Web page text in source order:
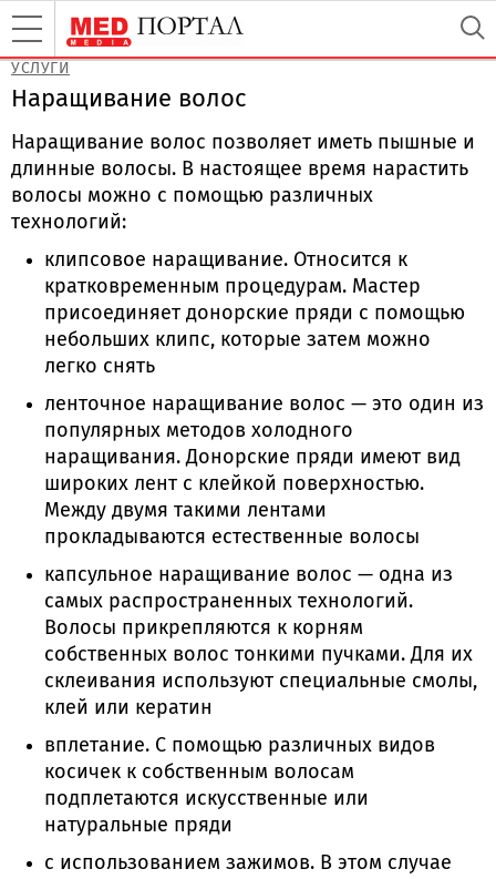
УСЛУГИ
Наращивание волос
Наращивание волос позволяет иметь пышные и
длинные волосы. В настоящее время нарастить
волосы можно с помощью различных
технологий:
клипсовое наращивание. Относится к
кратковременным процедурам. Мастер
присоединяет донорские пряди с помощью
небольших клипс, которые затем можно
легко снять
ленточное наращивание волос — это один из
популярных методов холодного
наращивания. Донорские пряди имеют вид
широких лент с клейкой поверхностью.
Между двумя такими лентами
прокладываются естественные волосы
капсульное наращивание волос — одна из
самых распространенных технологий.
Волосы прикрепляются к корням
собственных волос тонкими пучками. Для их
склеивания используют специальные смолы,
клей или кератин
вплетание. С помощью различных видов
косичек к собственным волосам
подплетаются искусственные или
натуральные пряди
с использованием зажимов. В этом случае